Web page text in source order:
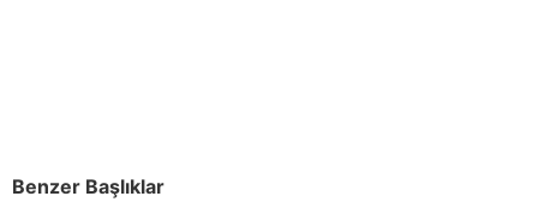
Benzer Başlıklar